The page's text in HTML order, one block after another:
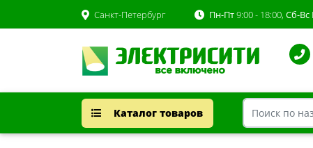
Санкт-Петербург Пн-Пт9:00 - 18:00, Сб-Вс
Каталог товаров